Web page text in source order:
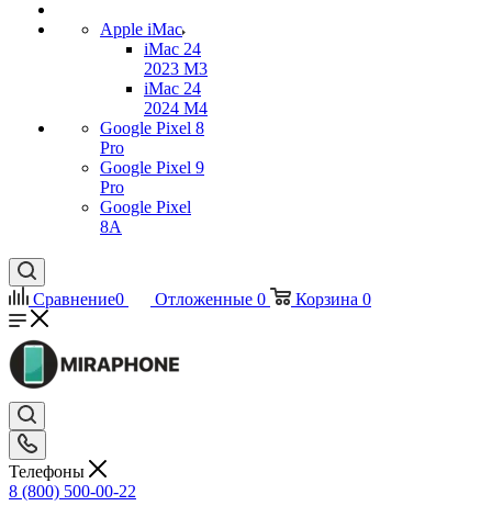
Apple iMac
iMac 24
2023 M3
iMac 24
2024 M4
Google Pixel 8
Pro
Google Pixel 9
Pro
Google Pixel
8A
Сравнение0 Отложенные 0 Корзина 0
Телефоны
8 (800) 500-00-22